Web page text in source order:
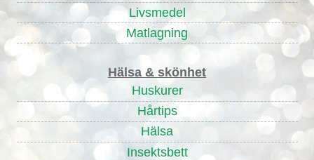
Livsmedel
Matlagning
Hälsa & skönhet
Huskurer
Hårtips
Hälsa
Insektsbett